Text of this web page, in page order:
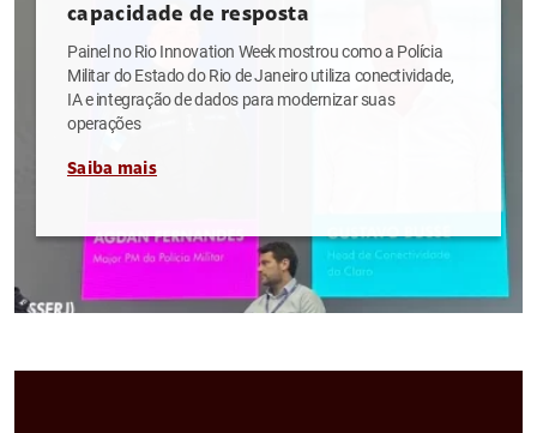
capacidade de resposta
Painel no Rio Innovation Week mostrou como a Polícia
Militar do Estado do Rio de Janeiro utiliza conectividade,
IA e integração de dados para modernizar suas
operações
Saiba mais